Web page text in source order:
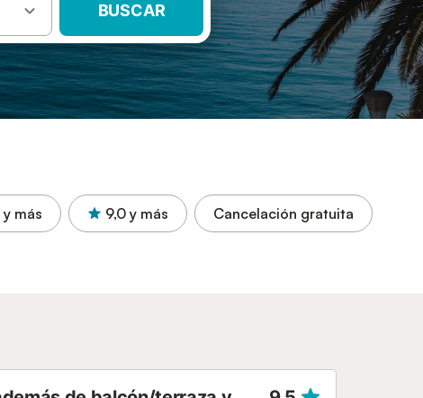
BUSCAR
y más 9,0 y más Cancelación gratuita